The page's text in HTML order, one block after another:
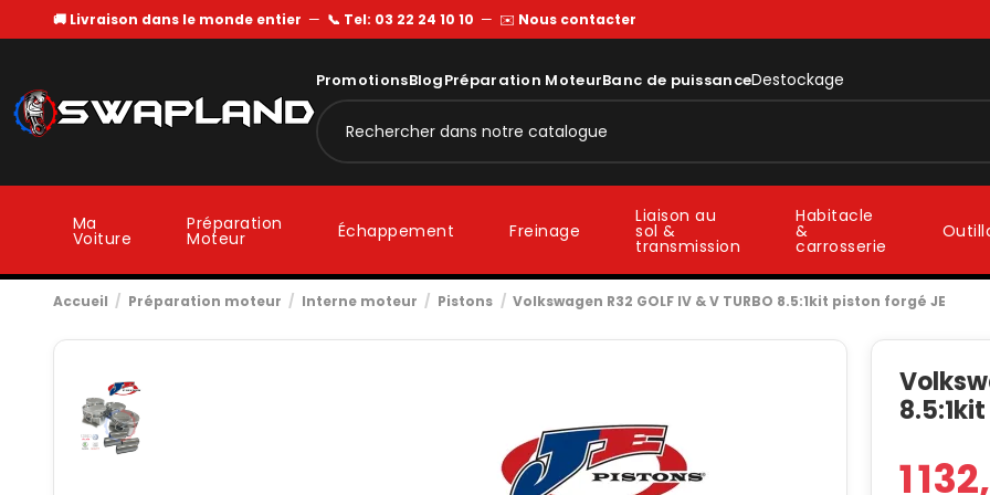
🚚 Livraison dans le monde entier — 📞 Tel: 03 22 24 10 10 — ✉️ Nous contacter
PromotionsBlogPréparation MoteurBanc de puissanceDestockage
Ma
Voiture
Préparation
Moteur Échappement Freinage
Liaison au
sol &
transmission
Habitacle
&
carrosserie
Accueil Préparation moteur Interne moteur Pistons Volkswagen R32 GOLF IV & V TURBO 8.5:1kit piston forgé JE
1